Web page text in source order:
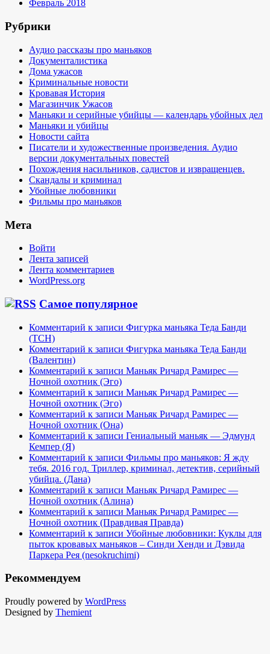
Февраль 2018
Рубрики
Аудио рассказы про маньяков
Документалистика
Дома ужасов
Криминальные новости
Кровавая История
Магазинчик Ужасов
Маньяки и серийные убийцы — календарь убойных дел
Маньяки и убийцы
Новости сайта
Писатели и художественные произведения. Аудио
версии документальных повестей
Похождения насильников, садистов и извращенцев.
Скандалы и криминал
Убойные любовники
Фильмы про маньяков
Мета
Войти
Лента записей
Лента комментариев
WordPress.org
Самое популярное
Комментарий к записи Фигурка маньяка Теда Банди
(TCH)
Комментарий к записи Фигурка маньяка Теда Банди
(Валентин)
Комментарий к записи Маньяк Ричард Рамирес —
Ночной охотник (Эго)
Комментарий к записи Маньяк Ричард Рамирес —
Ночной охотник (Эго)
Комментарий к записи Маньяк Ричард Рамирес —
Ночной охотник (Она)
Комментарий к записи Гениальный маньяк — Эдмунд
Кемпер (Я)
Комментарий к записи Фильмы про маньяков: Я жду
тебя. 2016 год. Триллер, криминал, детектив, серийный
убийца. (Дана)
Комментарий к записи Маньяк Ричард Рамирес —
Ночной охотник (Алина)
Комментарий к записи Маньяк Ричард Рамирес —
Ночной охотник (Правдивая Правда)
Комментарий к записи Убойные любовники: Куклы для
пыток кровавых маньяков – Синди Хенди и Дэвида
Паркера Рея (nesokruchimi)
Рекоммендуем
Proudly powered by WordPress
Designed by Themient